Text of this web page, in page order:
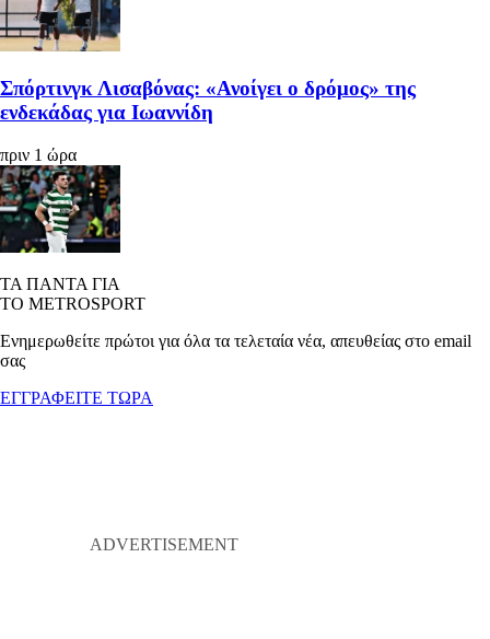
Σπόρτινγκ Λισαβόνας: «Ανοίγει ο δρόμος» της
ενδεκάδας για Ιωαννίδη
πριν 1 ώρα
ΤΑ ΠΑΝΤΑ ΓΙΑ
ΤΟ METROSPORT
Ενημερωθείτε πρώτοι για όλα τα τελεταία νέα, απευθείας στο email
σας
ΕΓΓΡΑΦΕΙΤΕ ΤΩΡΑ